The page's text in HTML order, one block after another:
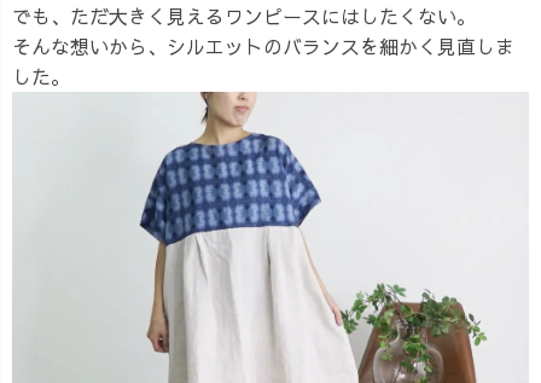
でも、ただ大きく見えるワンピースにはしたくない。
そんな想いから、シルエットのバランスを細かく見直しま
した。